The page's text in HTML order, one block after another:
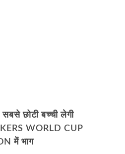
छोटी बच्ची लेगी
WORLD CUP
में भाग